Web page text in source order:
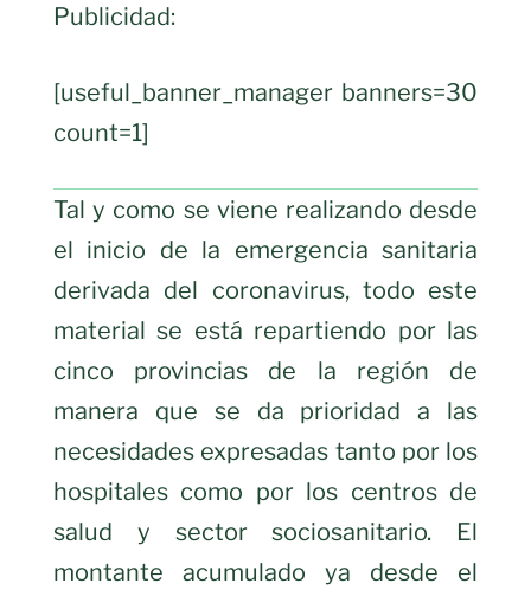
Publicidad:
[useful_banner_manager banners=30
count=1]
Tal y como se viene realizando desde
el inicio de la emergencia sanitaria
derivada del coronavirus, todo este
material se está repartiendo por las
cinco provincias de la región de
manera que se da prioridad a las
necesidades expresadas tanto por los
hospitales como por los centros de
salud y sector sociosanitario. El
montante acumulado ya desde el